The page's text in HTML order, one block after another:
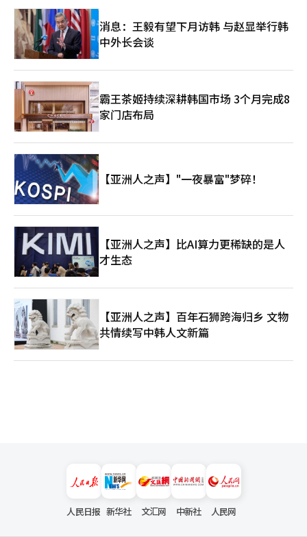
消息：王毅有望下月访韩 与赵显举行韩
中外长会谈
霸王茶姬持续深耕韩国市场 3个月完成8
家门店布局
【亚洲人之声】"一夜暴富"梦碎！
【亚洲人之声】比AI算力更稀缺的是人
才生态
【亚洲人之声】百年石狮跨海归乡 文物
共情续写中韩人文新篇
人民日报 新华社 文汇网 中新社 人民网